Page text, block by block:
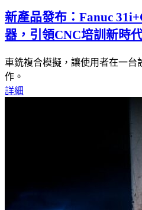
新產品發布：Fanuc
器，引領CNC培訓新時
車銑複合模擬，讓使用者在一台
作。
詳細